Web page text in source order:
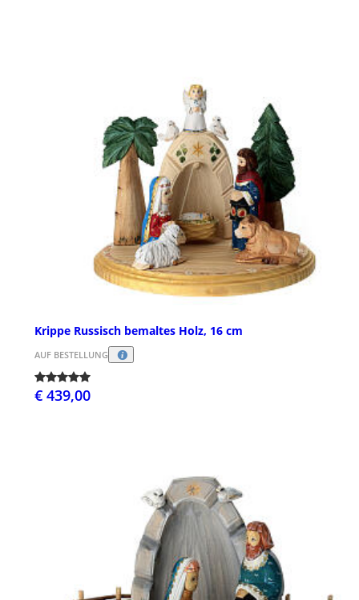
Krippe Russisch bemaltes Holz, 16 cm
AUF BESTELLUNG
€ 439,00